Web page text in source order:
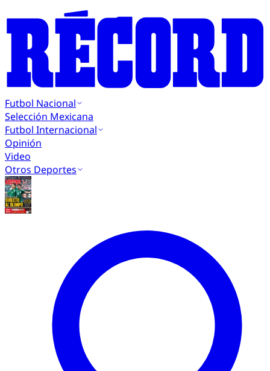
Futbol Nacional
Selección Mexicana
Futbol Internacional
Opinión
Video
Otros Deportes